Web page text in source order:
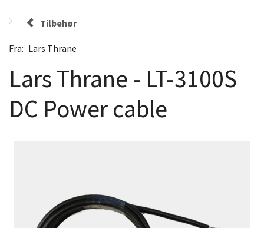
Tilbehør
Fra: Lars Thrane
Lars Thrane - LT-3100S
DC Power cable